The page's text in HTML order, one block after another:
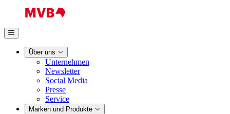
Über uns
Unternehmen
Newsletter
Social Media
Presse
Service
Marken und Produkte